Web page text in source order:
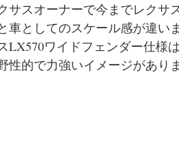
サスオーナーで今までレクサ
車としてのスケール感が違い
LX570ワイドフェンダー仕様
性的で力強いイメージがあり